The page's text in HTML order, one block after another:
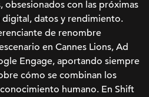
obsesionados con las próximas
datos y rendimiento.
de renombre
en Cannes Lions, Ad
Engage, aportando siempre
cómo se combinan los
humano. En Shift